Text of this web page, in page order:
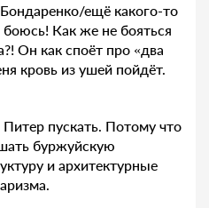
ещё какого-то
Как же не бояться
Он как споёт про «два
кровь из ушей пойдёт.
пускать. Потому что
буржуйскую
и архитектурные